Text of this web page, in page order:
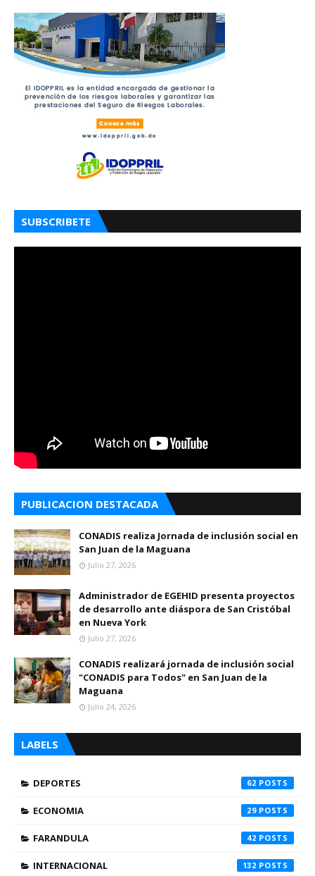
SUBSCRIBETE
PUBLICACION DESTACADA
CONADIS realiza Jornada de inclusión social en
San Juan de la Maguana
Julio 27, 2026
Administrador de EGEHID presenta proyectos
de desarrollo ante diáspora de San Cristóbal
en Nueva York
Julio 27, 2026
CONADIS realizará jornada de inclusión social
"CONADIS para Todos" en San Juan de la
Maguana
Julio 24, 2026
LABELS
DEPORTES 62
ECONOMIA 29
FARANDULA 42
INTERNACIONAL 132